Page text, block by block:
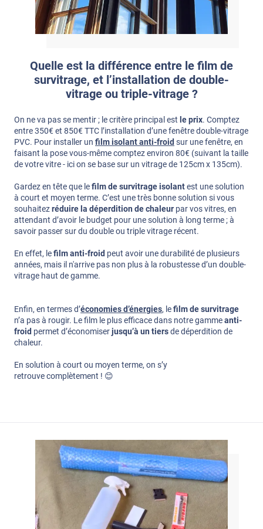
Quelle est la différence entre le film de
survitrage, et l’installation de double-
vitrage ou triple-vitrage ?
On ne va pas se mentir ; le critère principal est le prix. Comptez
entre 350€ et 850€ TTC l’installation d’une fenêtre double-vitrage
PVC. Pour installer un film isolant anti-froid sur une fenêtre, en
faisant la pose vous-même comptez environ 80€ (suivant la taille
de votre vitre - ici on se base sur un vitrage de 125cm x 135cm).
Gardez en tête que lefilm de survitrage isolantest une solution
à court et moyen terme. C’est une très bonne solution si vous
souhaitezréduire la déperdition de chaleur par vos vitres, en
attendant d’avoir le budget pour une solution à long terme ; à
savoir passer sur du double ou triple vitrage récent.
En effet, lefilm anti-froid peut avoir une durabilité de plusieurs
années, mais il n'arrive pas non plus à la robustesse d’un double-
vitrage haut de gamme.
Enfin, en termes d’économies d’énergies, lefilm de survitrage
n’a pas à rougir. Le film le plus efficace dans notre gammeanti-
froid permet d’économiserjusqu’à un tiersde déperdition de
chaleur.
En solution à court ou moyen terme, on s’y
retrouve complètement ! 😊